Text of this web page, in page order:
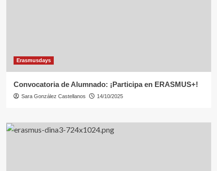
Erasmusdays
Convocatoria de Alumnado: ¡Participa en ERASMUS+!
Sara González Castellanos 14/10/2025